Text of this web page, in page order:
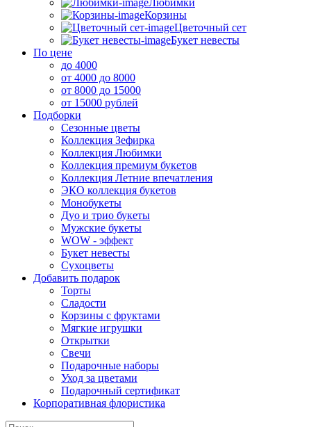
Любимки
Корзины
Цветочный сет
Букет невесты
По цене
до 4000
от 4000 до 8000
от 8000 до 15000
от 15000 рублей
Подборки
Сезонные цветы
Коллекция Зефирка
Коллекция Любимки
Коллекция премиум букетов
Коллекция Летние впечатления
ЭКО коллекция букетов
Монобукеты
Дуо и трио букеты
Мужские букеты
WOW - эффект
Букет невесты
Сухоцветы
Добавить подарок
Торты
Сладости
Корзины с фруктами
Мягкие игрушки
Открытки
Свечи
Подарочные наборы
Уход за цветами
Подарочный сертификат
Корпоративная флористика